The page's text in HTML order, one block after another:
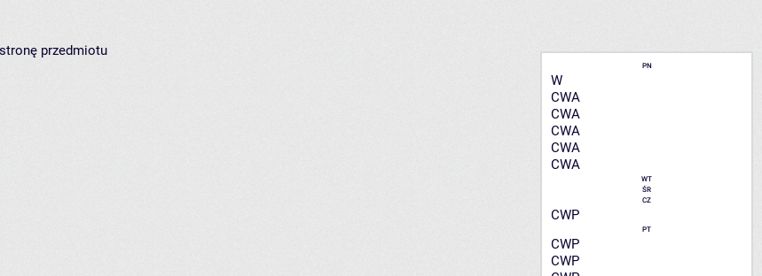
PN
W
CWA
CWA
CWA
CWA
CWA
WT
ŚR
CZ
CWP
PT
CWP
CWP
stronę przedmiotu